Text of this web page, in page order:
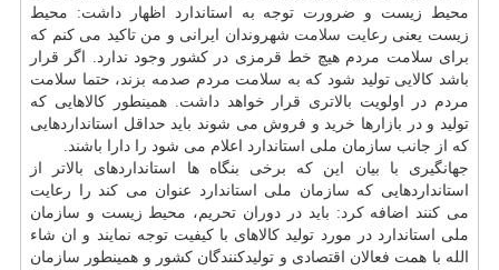
محیط زیست و ضرورت توجه به استاندارد اظهار داشت: محیط
زیست یعنی رعایت سلامت شهروندان ایرانی و من تاكید می كنم كه
برای سلامت مردم هیچ خط قرمزی در كشور وجود ندارد. اگر قرار
باشد كالایی تولید شود كه به سلامت مردم صدمه بزند، حتما سلامت
مردم در اولویت بالاتری قرار خواهد داشت. همینطور كالاهایی كه
تولید و در بازارها خرید و فروش می شوند باید حداقل استانداردهایی
كه از جانب سازمان ملی استاندارد اعلام می شود را دارا باشند.
جهانگیری با بیان این كه برخی بنگاه ها استانداردهای بالاتر از
استانداردهایی كه سازمان ملی استاندارد عنوان می كند را رعایت
می كنند اضافه كرد: باید در دوران تحریم، محیط زیست و سازمان
ملی استاندارد در مورد تولید كالاهای با كیفیت توجه نمایند و ان شاء
الله با همت فعالان اقتصادی و تولیدكنندگان كشور و همینطور سازمان